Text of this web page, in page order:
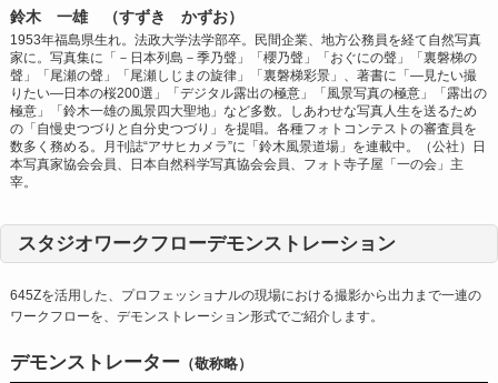
鈴木 一雄 （すずき かずお）
1953年福島県生れ。法政大学法学部卒。民間企業、地方公務員を経て自然写真
家に。写真集に「－日本列島－季乃聲」「櫻乃聲」「おぐにの聲」「裏磐梯の
聲」「尾瀬の聲」「尾瀬しじまの旋律」「裏磐梯彩景」、著書に「―見たい撮
りたい―日本の桜200選」「デジタル露出の極意」「風景写真の極意」「露出の
極意」「鈴木一雄の風景四大聖地」など多数。しあわせな写真人生を送るため
の「自慢史つづりと自分史つづり」を提唱。各種フォトコンテストの審査員を
数多く務める。月刊誌“アサヒカメラ”に「鈴木風景道場」を連載中。（公社）日
本写真家協会会員、日本自然科学写真協会会員、フォト寺子屋「一の会」主
宰。
スタジオワークフローデモンストレーション
645Zを活用した、プロフェッショナルの現場における撮影から出力まで一連の
ワークフローを、デモンストレーション形式でご紹介します。
デモンストレーター （敬称略）